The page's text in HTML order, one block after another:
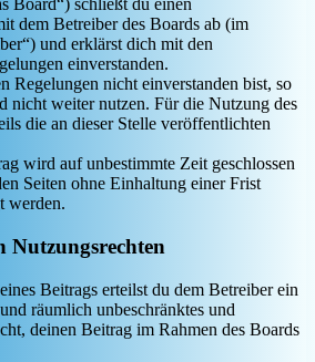
Board“) schließt du einen
dem Betreiber des Boards ab (im
und erklärst dich mit den
einverstanden.
Regelungen nicht einverstanden bist, so
nicht weiter nutzen. Für die Nutzung des
die an dieser Stelle veröffentlichten
wird auf unbestimmte Zeit geschlossen
Seiten ohne Einhaltung einer Frist
werden.
Beitrags erteilst du dem Betreiber ein
räumlich unbeschränktes und
deinen Beitrag im Rahmen des Boards